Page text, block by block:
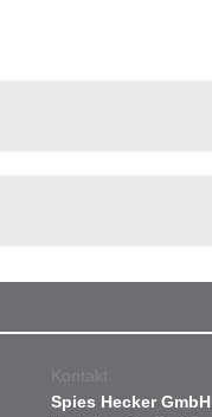
Kontakt
Spies Hecker GmbH